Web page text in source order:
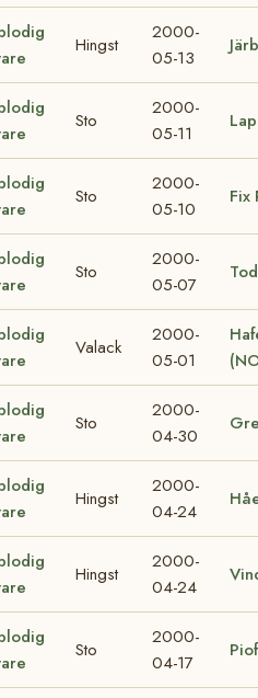
Hingst
2000-
05-13
Sto
2000-
05-11
Sto
2000-
05-10
Fix
Sto
2000-
05-07
Valack
2000-
05-01
Sto
2000-
04-30
Hingst
2000-
04-24
Hingst
2000-
04-24
Sto
2000-
04-17